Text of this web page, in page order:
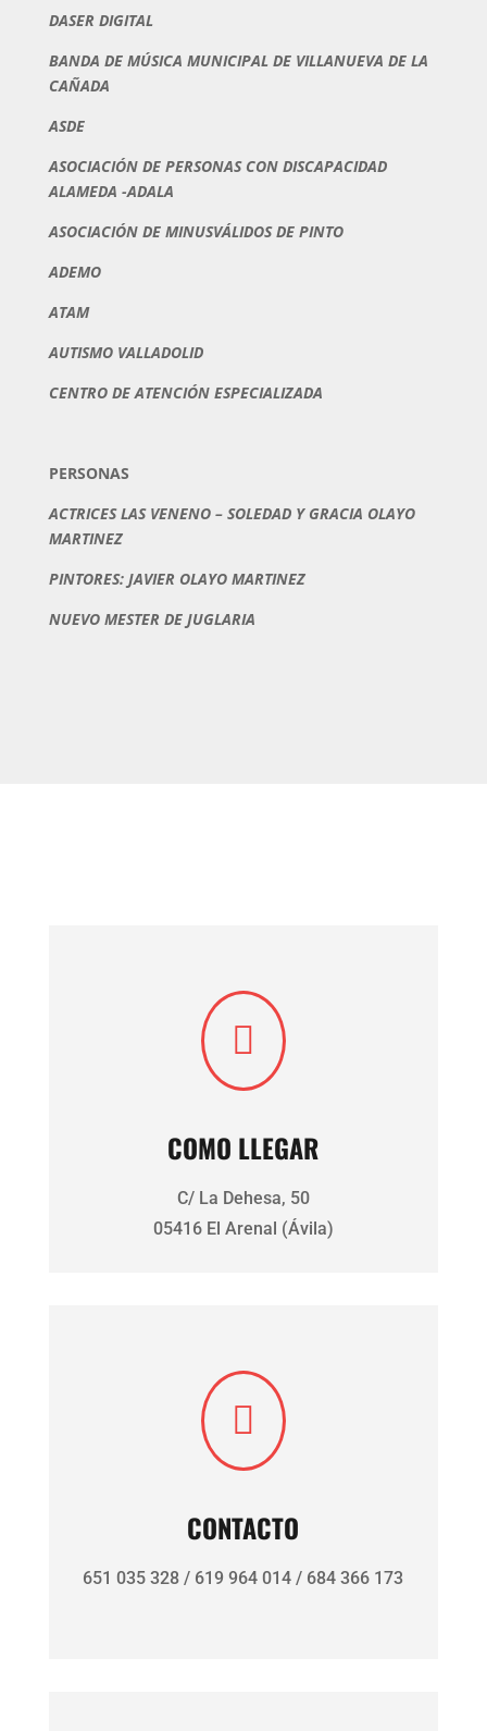
DASER DIGITAL
BANDA DE MÚSICA MUNICIPAL DE VILLANUEVA DE LA
CAÑADA
ASDE
ASOCIACIÓN DE PERSONAS CON DISCAPACIDAD
ALAMEDA -ADALA
ASOCIACIÓN DE MINUSVÁLIDOS DE PINTO
ADEMO
ATAM
AUTISMO VALLADOLID
CENTRO DE ATENCIÓN ESPECIALIZADA
PERSONAS
ACTRICES LAS VENENO – SOLEDAD Y GRACIA OLAYO
MARTINEZ
PINTORES: JAVIER OLAYO MARTINEZ
NUEVO MESTER DE JUGLARIA

COMO LLEGAR
C/ La Dehesa, 50
05416 El Arenal (Ávila)

CONTACTO
651 035 328 / 619 964 014 / 684 366 173